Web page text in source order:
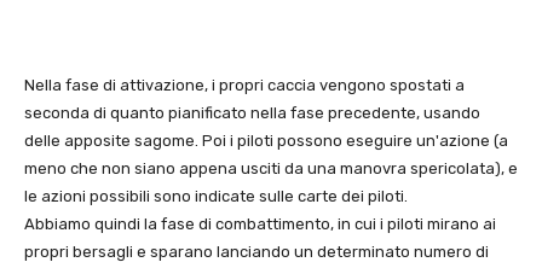
Nella fase di attivazione, i propri caccia vengono spostati a
seconda di quanto pianificato nella fase precedente, usando
delle apposite sagome. Poi i piloti possono eseguire un'azione (a
meno che non siano appena usciti da una manovra spericolata), e
le azioni possibili sono indicate sulle carte dei piloti.
Abbiamo quindi la fase di combattimento, in cui i piloti mirano ai
propri bersagli e sparano lanciando un determinato numero di